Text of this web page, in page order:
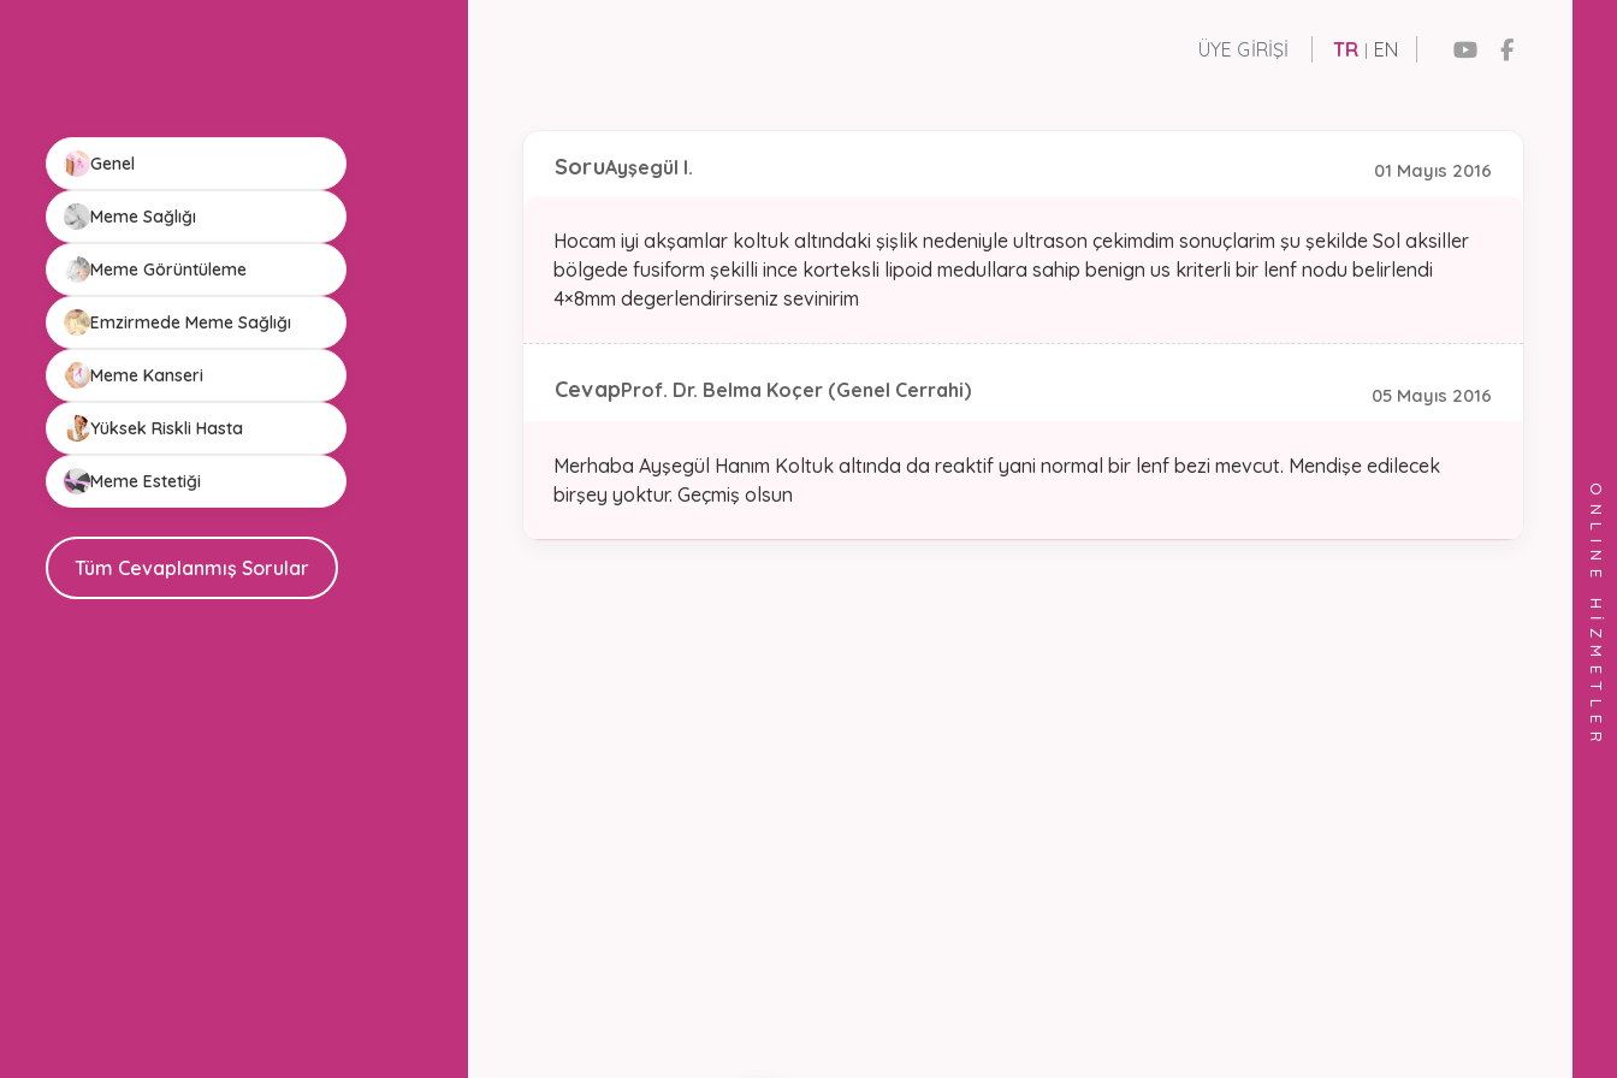
ÜYE GIRIŞI TR | EN
ONLINE HİZMETLER
Genel
Meme Sağlığı
Meme Görüntüleme
Emzirmede Meme Sağlığı
Meme Kanseri
Yüksek Riskli Hasta
Meme Estetiği
Tüm Cevaplanmış Sorular
01 Mayıs 2016
SoruAyşegül I.
Hocam iyi akşamlar koltuk altındaki şişlik nedeniyle ultrason çekimdim sonuçlarim şu şekilde Sol aksiller
bölgede fusiform şekilli ince korteksli lipoid medullara sahip benign us kriterli bir lenf nodu belirlendi
4×8mm degerlendirirseniz sevinirim
05 Mayıs 2016
CevapProf. Dr. Belma Koçer (Genel Cerrahi)
Merhaba Ayşegül Hanım Koltuk altında da reaktif yani normal bir lenf bezi mevcut. Mendişe edilecek
birşey yoktur. Geçmiş olsun